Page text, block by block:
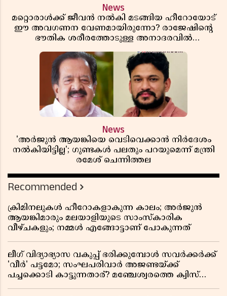
News
മറ്റൊരാൾക്ക് ജീവൻ നൽകി മടങ്ങിയ ഹീറോയോട്
ഈ അവഗണന വേണമായിരുന്നോ? രാജേഷിൻ്റെ
ഭൗതിക ശരീരത്തോടുള്ള അനാദരവിൽ
News
'അർജുൻ ആയങ്കിയെ വെടിവെക്കാൻ നിർദേശം
നൽകിയിട്ടില്ല'; ഗുണ്ടകൾ പലതും പറയുമെന്ന് മന്ത്രി
രമേശ് ചെന്നിത്തല
Recommended
ക്രിമിനലുകൾ ഹീറോകളാകുന്ന കാലം; അർജുൻ
ആയങ്കിമാരും മലയാളിയുടെ സാംസ്കാരിക
വീഴ്ചകളും; നമ്മൾ എങ്ങോട്ടാണ് പോകുന്നത്
ലീഗ് വിദ്യാഭ്യാസ വകുപ്പ് ഭരിക്കുമ്പോൾ സവർക്കർക്ക്
'വീർ' പട്ടമോ; സംഘപരിവാർ അജണ്ടയ്ക്ക്
പച്ചക്കൊടി കാട്ടുന്നതാര്? മഞ്ചേശ്വരത്തെ ക്വിസ്